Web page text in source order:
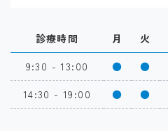
診療時間 月 火
9:30 - 13:00
● ●
14:30 - 19:00
● ●